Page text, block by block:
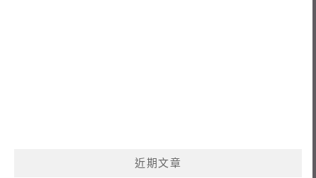
近期文章